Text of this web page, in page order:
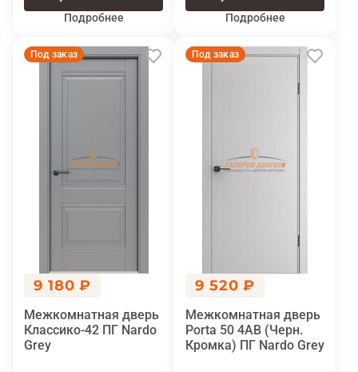
Подробнее
Подробнее
Под заказ
9 180 ₽
Межкомнатная дверь
Классико-42 ПГ Nardo
Grey
Под заказ
9 520 ₽
Межкомнатная дверь
Porta 50 4AB (Черн.
Кромка) ПГ Nardo Grey